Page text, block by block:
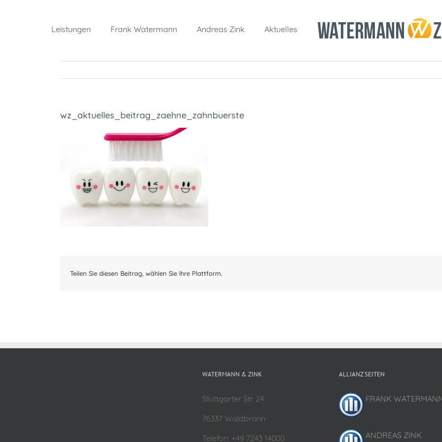
Leistungen Frank Watermann Andreas Zink Aktuelles
wz_aktuelles_beitrag_zaehne_zahnbuerste
Teilen Sie diesen Beitrag, wählen Sie Ihre Plattform.
WATERMANN & ZINK
Stuttgarter Str. 24
76337 Waldbronn
Telefon: +49 7243 14000
ALLIANZ SEITEN
FRANK
ANDREAS ZINK